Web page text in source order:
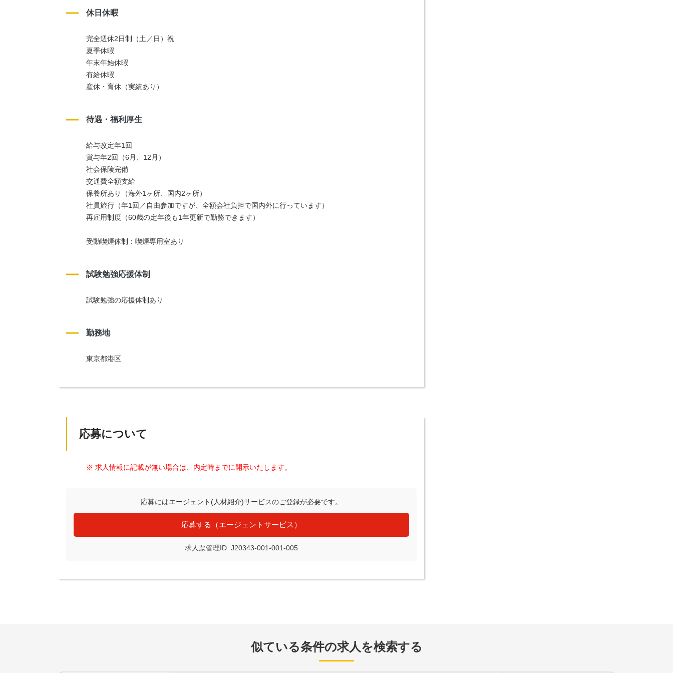
休日休暇
完全週休2日制（土／日）祝
夏季休暇
年末年始休暇
有給休暇
産休・育休（実績あり）
待遇・福利厚生
給与改定年1回
賞与年2回（6月、12月）
社会保険完備
交通費全額支給
保養所あり（海外1ヶ所、国内2ヶ所）
社員旅行（年1回／自由参加ですが、全額会社負担で国内外に行っています）
再雇用制度（60歳の定年後も1年更新で勤務できます）
受動喫煙体制：喫煙専用室あり
試験勉強応援体制
試験勉強の応援体制あり
勤務地
東京都港区
応募について
※ 求人情報に記載が無い場合は、内定時までに開示いたします。
応募にはエージェント(人材紹介)サービスのご登録が必要です。
応募する（エージェントサービス）
求人票管理ID: J20343-001-001-005
似ている条件の求人を検索する